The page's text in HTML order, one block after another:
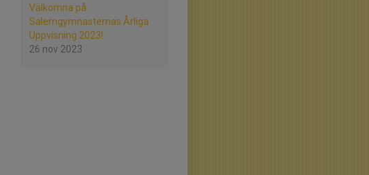
Välkomna på
Salemgymnasternas Årliga
Uppvisning 2023!
26 nov 2023